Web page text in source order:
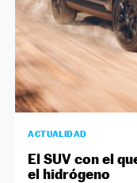
ACTUALIDAD
El SUV con el
el hidrógeno